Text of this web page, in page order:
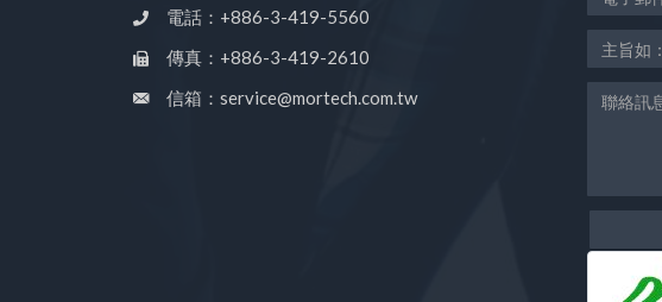
電話：+886-3-419-5560
傳真：+886-3-419-2610
信箱：service@mortech.com.tw